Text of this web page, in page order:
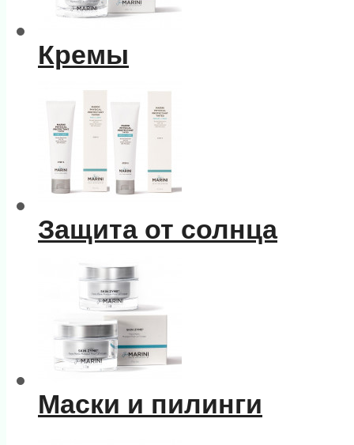
Кремы
Защита от солнца
Маски и пилинги